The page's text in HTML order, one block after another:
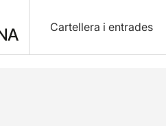
Cartellera i entrades
Opinions